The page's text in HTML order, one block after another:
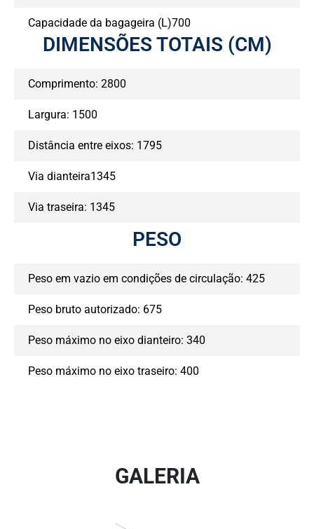
Capacidade da bagageira (L)700
DIMENSÕES TOTAIS (CM)
Comprimento: 2800
Largura: 1500
Distância entre eixos: 1795
Via dianteira1345
Via traseira: 1345
PESO
Peso em vazio em condições de circulação: 425
Peso bruto autorizado: 675
Peso máximo no eixo dianteiro: 340
Peso máximo no eixo traseiro: 400
GALERIA